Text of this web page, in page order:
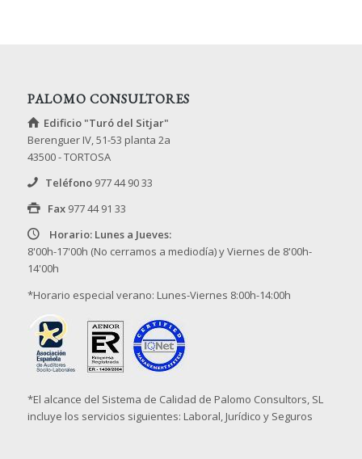
PALOMO CONSULTORES
Edificio "Turó del Sitjar"
Berenguer IV, 51-53 planta 2a
43500 - TORTOSA
Teléfono 977 44 90 33
Fax 977 44 91 33
Horario: Lunes a Jueves:
8'00h-17'00h (No cerramos a mediodía) y Viernes de 8'00h-
14'00h
*Horario especial verano: Lunes-Viernes 8:00h-14:00h
*El alcance del Sistema de Calidad de Palomo Consultors, SL
incluye los servicios siguientes: Laboral, Jurídico y Seguros